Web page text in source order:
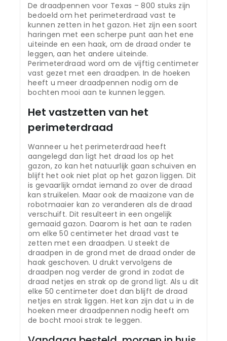
De draadpennen voor Texas – 800 stuks zijn
bedoeld om het perimeterdraad vast te
kunnen zetten in het gazon. Het zijn een soort
haringen met een scherpe punt aan het ene
uiteinde en een haak, om de draad onder te
leggen, aan het andere uiteinde.
Perimeterdraad word om de vijftig centimeter
vast gezet met een draadpen. In de hoeken
heeft u meer draadpennen nodig om de
bochten mooi aan te kunnen leggen.
Het vastzetten van het
perimeterdraad
Wanneer u het perimeterdraad heeft
aangelegd dan ligt het draad los op het
gazon, zo kan het natuurlijk gaan schuiven en
blijft het ook niet plat op het gazon liggen. Dit
is gevaarlijk omdat iemand zo over de draad
kan struikelen. Maar ook de maaizone van de
robotmaaier kan zo veranderen als de draad
verschuift. Dit resulteert in een ongelijk
gemaaid gazon. Daarom is het aan te raden
om elke 50 centimeter het draad vast te
zetten met een draadpen. U steekt de
draadpen in de grond met de draad onder de
haak geschoven. U drukt vervolgens de
draadpen nog verder de grond in zodat de
draad netjes en strak op de grond ligt. Als u dit
elke 50 centimeter doet dan blijft de draad
netjes en strak liggen. Het kan zijn dat u in de
hoeken meer draadpennen nodig heeft om
de bocht mooi strak te leggen.